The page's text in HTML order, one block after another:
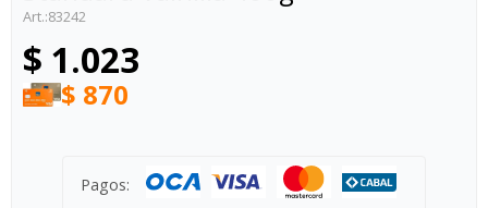
83242
$ 1.023
$ 870
Pagos: